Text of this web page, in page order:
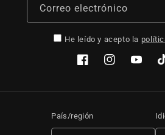
Correo electrónico
He leído y acepto la
FacebookInstagramYouTube
País/región